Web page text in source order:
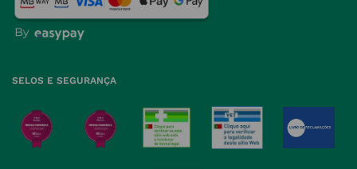
Política de Cookies
Política de Devoluções
Farmácias perto de si
SELOS E SEGURANÇA